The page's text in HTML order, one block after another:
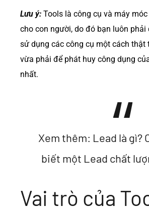
Lưu ý: Tools là công cụ và máy
cho con người, do đó bạn luôn phải
sử dụng các công cụ một cách thật
vừa phải để phát huy công dụng
nhất.
Xem thêm: Lead là gì?
biết một Lead chất
Vai trò của